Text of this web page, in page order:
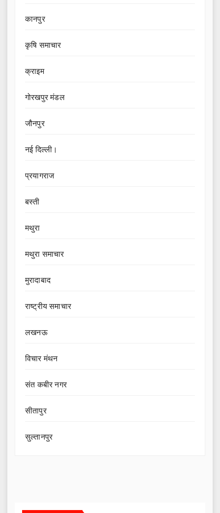
कानपुर
कृषि समाचार
क्राइम
गोरखपुर मंडल
जौनपुर
नई दिल्ली।
प्रयागराज
बस्ती
मथुरा
मथुरा समाचार
मुरादाबाद
राष्ट्रीय समाचार
लखनऊ
विचार मंथन
संत कबीर नगर
सीतापुर
सुल्तानपुर